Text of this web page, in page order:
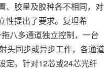
、胶量及胶种各不相同，对
性提出了要求。复坦希
八多通道独立控制，一台
头同步或异步工作，各通道
定。针对12芯或24芯光纤